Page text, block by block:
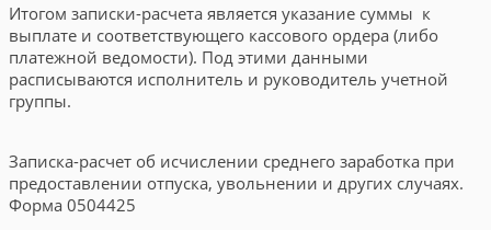
Итогом записки-расчета является указание суммы к
выплате и соответствующего кассового ордера (либо
платежной ведомости). Под этими данными
расписываются исполнитель и руководитель учетной
группы.
Записка-расчет об исчислении среднего заработка при
предоставлении отпуска, увольнении и других случаях.
Форма 0504425